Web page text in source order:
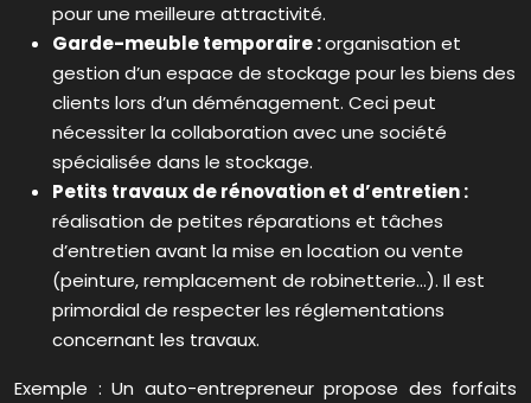
pour une meilleure attractivité.
Garde-meuble temporaire :organisation et
gestion d’un espace de stockage pour les biens des
clients lors d’un déménagement. Ceci peut
nécessiter la collaboration avec une société
spécialisée dans le stockage.
Petits travaux de rénovation et d’entretien :
réalisation de petites réparations et tâches
d’entretien avant la mise en location ou vente
(peinture, remplacement de robinetterie…). Il est
primordial de respecter les réglementations
concernant les travaux.
Exemple : Un auto-entrepreneur propose des forfaits